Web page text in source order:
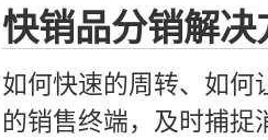
快销品分销解决
如何快速的周转、如何
的销售终端，及时捕